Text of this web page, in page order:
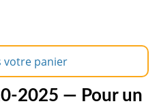
votre panier
2025 — Pour un